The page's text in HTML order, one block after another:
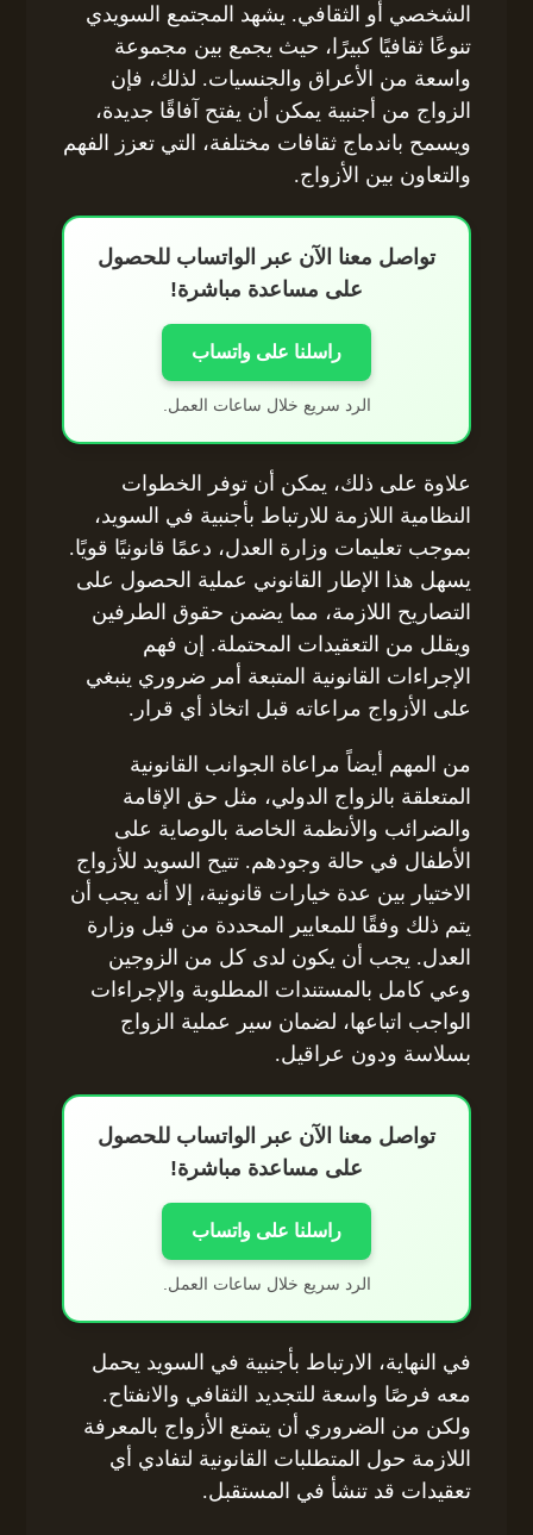
الشخصي أو الثقافي. يشهد المجتمع السويدي
تنوعًا ثقافيًا كبيرًا، حيث يجمع بين مجموعة
واسعة من الأعراق والجنسيات. لذلك، فإن
الزواج من أجنبية يمكن أن يفتح آفاقًا جديدة،
ويسمح باندماج ثقافات مختلفة، التي تعزز الفهم
والتعاون بين الأزواج.
تواصل معنا الآن عبر الواتساب للحصول
على مساعدة مباشرة!
راسلنا على واتساب
الرد سريع خلال ساعات العمل.
علاوة على ذلك، يمكن أن توفر الخطوات
النظامية اللازمة للارتباط بأجنبية في السويد،
بموجب تعليمات وزارة العدل، دعمًا قانونيًا قويًا.
يسهل هذا الإطار القانوني عملية الحصول على
التصاريح اللازمة، مما يضمن حقوق الطرفين
ويقلل من التعقيدات المحتملة. إن فهم
الإجراءات القانونية المتبعة أمر ضروري ينبغي
على الأزواج مراعاته قبل اتخاذ أي قرار.
من المهم أيضاً مراعاة الجوانب القانونية
المتعلقة بالزواج الدولي، مثل حق الإقامة
والضرائب والأنظمة الخاصة بالوصاية على
الأطفال في حالة وجودهم. تتيح السويد للأزواج
الاختيار بين عدة خيارات قانونية، إلا أنه يجب أن
يتم ذلك وفقًا للمعايير المحددة من قبل وزارة
العدل. يجب أن يكون لدى كل من الزوجين
وعي كامل بالمستندات المطلوبة والإجراءات
الواجب اتباعها، لضمان سير عملية الزواج
بسلاسة ودون عراقيل.
تواصل معنا الآن عبر الواتساب للحصول
على مساعدة مباشرة!
راسلنا على واتساب
الرد سريع خلال ساعات العمل.
في النهاية، الارتباط بأجنبية في السويد يحمل
معه فرصًا واسعة للتجديد الثقافي والانفتاح.
ولكن من الضروري أن يتمتع الأزواج بالمعرفة
اللازمة حول المتطلبات القانونية لتفادي أي
تعقيدات قد تنشأ في المستقبل.